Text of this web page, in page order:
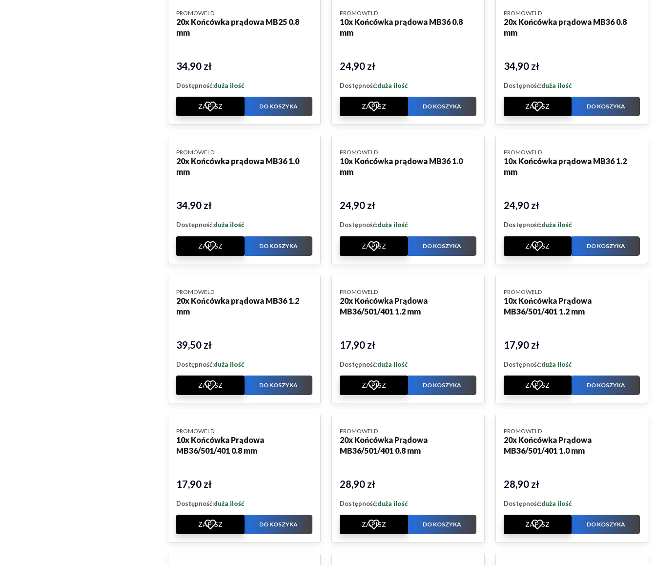
20x Końcówka prądowa MB25 0.8
mm
PRODUCENT
PROMOWELD
Cena
34,90 zł
Dostępność:duża ilość
ZAPISZ DO KOSZYKA
10x Końcówka prądowa MB36 0.8
mm
PRODUCENT
PROMOWELD
Cena
24,90 zł
Dostępność:duża ilość
ZAPISZ DO KOSZYKA
20x Końcówka prądowa MB36 0.8
mm
PRODUCENT
PROMOWELD
Cena
34,90 zł
Dostępność:duża ilość
ZAPISZ DO KOSZYKA
20x Końcówka prądowa MB36 1.0
mm
PRODUCENT
PROMOWELD
Cena
34,90 zł
Dostępność:duża ilość
ZAPISZ DO KOSZYKA
10x Końcówka prądowa MB36 1.0
mm
PRODUCENT
PROMOWELD
Cena
24,90 zł
Dostępność:duża ilość
ZAPISZ DO KOSZYKA
10x Końcówka prądowa MB36 1.2
mm
PRODUCENT
PROMOWELD
Cena
24,90 zł
Dostępność:duża ilość
ZAPISZ DO KOSZYKA
20x Końcówka prądowa MB36 1.2
mm
PRODUCENT
PROMOWELD
Cena
39,50 zł
Dostępność:duża ilość
ZAPISZ DO KOSZYKA
20x Końcówka Prądowa
MB36/501/401 1.2 mm
PRODUCENT
PROMOWELD
Cena
17,90 zł
Dostępność:duża ilość
ZAPISZ DO KOSZYKA
10x Końcówka Prądowa
MB36/501/401 1.2 mm
PRODUCENT
PROMOWELD
Cena
17,90 zł
Dostępność:duża ilość
ZAPISZ DO KOSZYKA
10x Końcówka Prądowa
MB36/501/401 0.8 mm
PRODUCENT
PROMOWELD
Cena
17,90 zł
Dostępność:duża ilość
ZAPISZ DO KOSZYKA
20x Końcówka Prądowa
MB36/501/401 0.8 mm
PRODUCENT
PROMOWELD
Cena
28,90 zł
Dostępność:duża ilość
ZAPISZ DO KOSZYKA
20x Końcówka Prądowa
MB36/501/401 1.0 mm
PRODUCENT
PROMOWELD
Cena
28,90 zł
Dostępność:duża ilość
ZAPISZ DO KOSZYKA